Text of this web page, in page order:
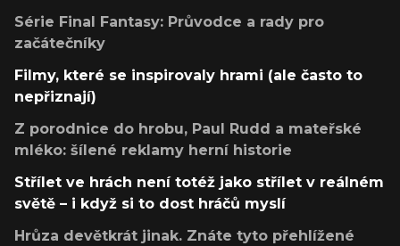
Série Final Fantasy: Průvodce a rady pro
začátečníky
Filmy, které se inspirovaly hrami (ale často to
nepřiznají)
Z porodnice do hrobu, Paul Rudd a mateřské
mléko: šílené reklamy herní historie
Střílet ve hrách není totéž jako střílet v reálném
světě – i když si to dost hráčů myslí
Hrůza devětkrát jinak. Znáte tyto přehlížené